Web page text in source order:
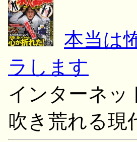
本当は
ラします
インターネ
吹き荒れる現